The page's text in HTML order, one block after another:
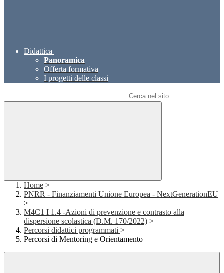
Didattica
Panoramica
Offerta formativa
I progetti delle classi
Home >
PNRR - Finanziamenti Unione Europea - NextGenerationEU
>
M4C1 I 1.4 -Azioni di prevenzione e contrasto alla
dispersione scolastica (D.M. 170/2022) >
Percorsi didattici programmati >
Percorsi di Mentoring e Orientamento